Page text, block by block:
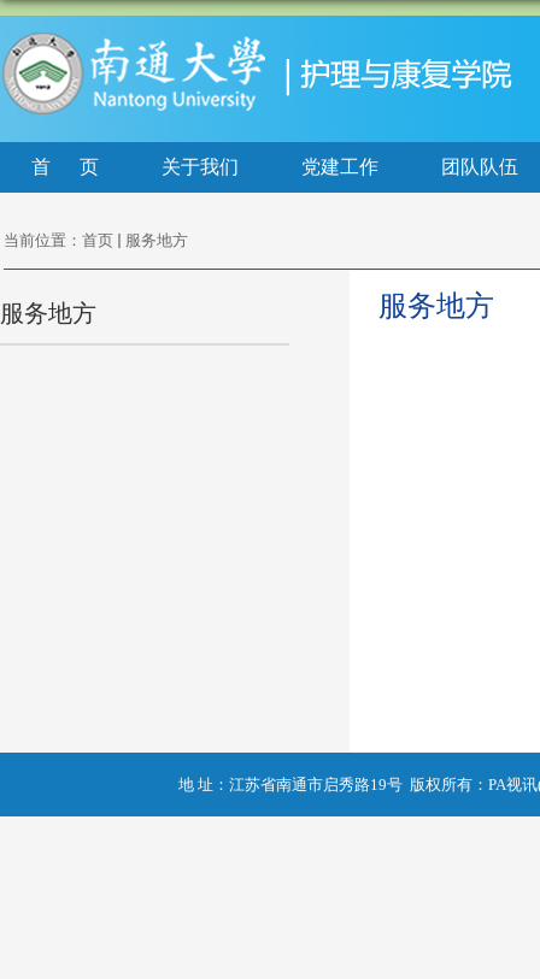
首页 关于我们 党建工作 团队队伍
服务地方
当前位置： 首页 服务地方
服务地方
地 址：江苏省南通市启秀路19号 版权所有：PA视